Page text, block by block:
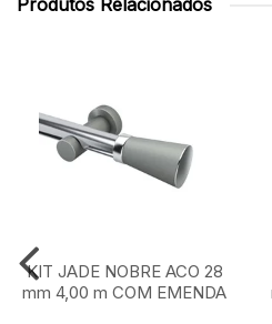
Produtos Relacionados
KIT JADE NOBRE ACO 28
mm 4,00 m COM EMENDA